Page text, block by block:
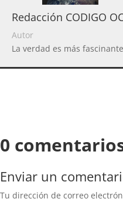
Redacción CODIGO
Autor
La verdad es más
0
Enviar un
Tu dirección de correo